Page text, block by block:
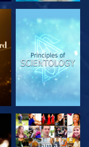
VERKEN DE
SERIE
KIJK